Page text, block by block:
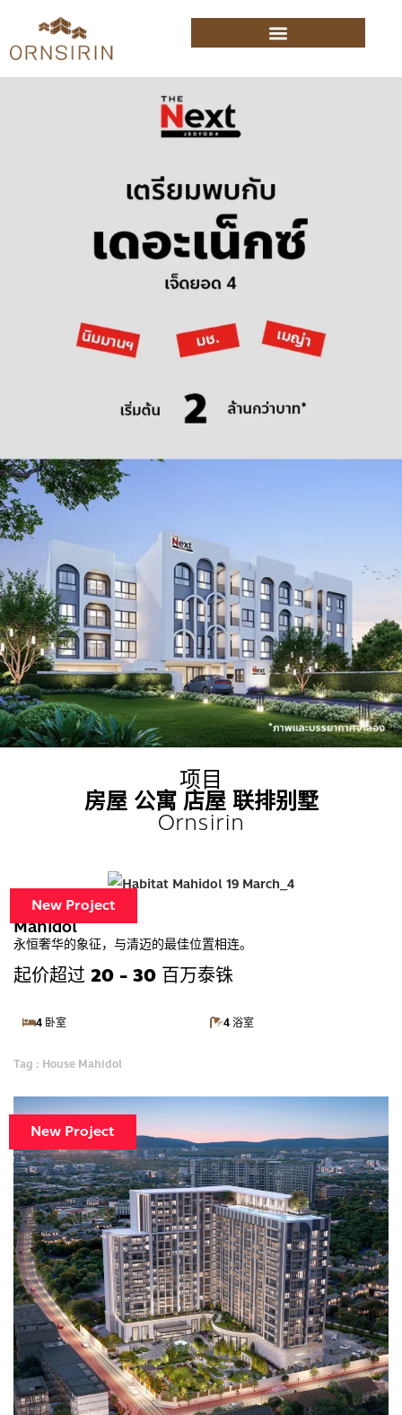
项目
房屋 公寓 店屋 联排别墅
Ornsirin
New Project
Habitat
Mahidol
永恒奢华的象征，与清迈的最佳位置相连。
起价超过20 - 30 百万泰铢
4 卧室 4 浴室
Tag : House Mahidol
New Project